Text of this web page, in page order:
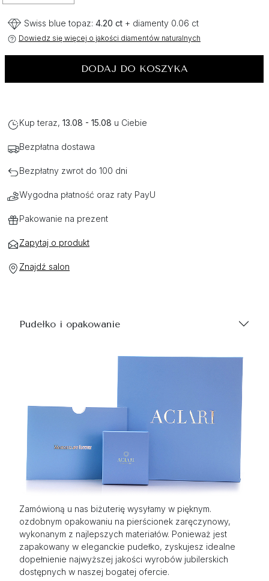
Swiss blue topaz: 4.20 ct + diamenty 0.06 ct
Dowiedz się więcej o jakości diamentów naturalnych
DODAJ DO KOSZYKA
Kup teraz, 13.08 - 15.08 u Ciebie
Bezpłatna dostawa
Bezpłatny zwrot do 100 dni
Wygodna płatność oraz raty PayU
Pakowanie na prezent
Zapytaj o produkt
Znajdź salon
Pudełko i opakowanie
Zamówioną u nas biżuterię wysyłamy w pięknym.
ozdobnym opakowaniu na pierścionek zaręczynowy,
wykonanym z najlepszych materiałów. Ponieważ jest
zapakowany w eleganckie pudełko, zyskujesz idealne
dopełnienie najwyższej jakości wyrobów jubilerskich
dostępnych w naszej bogatej ofercie.